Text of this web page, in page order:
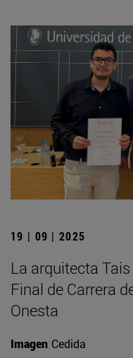
19 | 09 | 2025
La arquitecta
Final de Carrera
Onesta
Imagen Cedida